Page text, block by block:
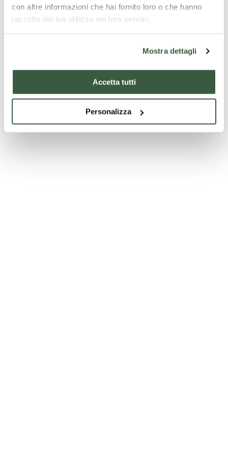
con altre informazioni che hai fornito loro o che hanno
raccolto dal tuo utilizzo dei loro servizi.
Mostra dettagli
Accetta tutti
Personalizza